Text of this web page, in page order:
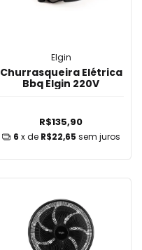
Elgin
Churrasqueira Elétrica
Bbq Elgin 220V
R$135,90
6 x de R$22,65 sem juros